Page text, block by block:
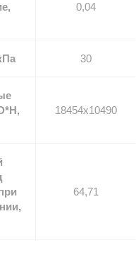
0,04
30
18454x10490
64,71